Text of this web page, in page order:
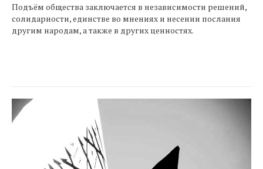
Подъём общества заключается в независимости решений,
солидарности, единстве во мнениях и несении послания
другим народам, а также в других ценностях.